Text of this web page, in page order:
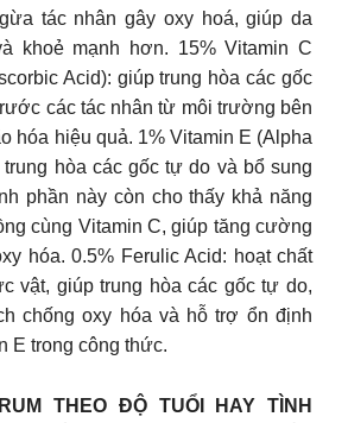
tác nhân gây oxy hoá, giúp da
khoẻ mạnh hơn. 15% Vitamin C
Acid): giúp trung hòa các gốc
các tác nhân từ môi trường bên
hóa hiệu quả. 1% Vitamin E (Alpha
trung hòa các gốc tự do và bổ sung
phần này còn cho thấy khả năng
cùng Vitamin C, giúp tăng cường
hóa. 0.5% Ferulic Acid: hoạt chất
vật, giúp trung hòa các gốc tự do,
chống oxy hóa và hỗ trợ ổn định
E trong công thức.
THEO ĐỘ TUỔI HAY TÌNH